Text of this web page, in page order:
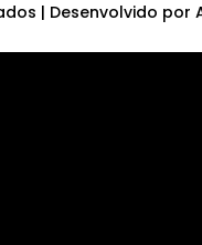
| Desenvolvido por